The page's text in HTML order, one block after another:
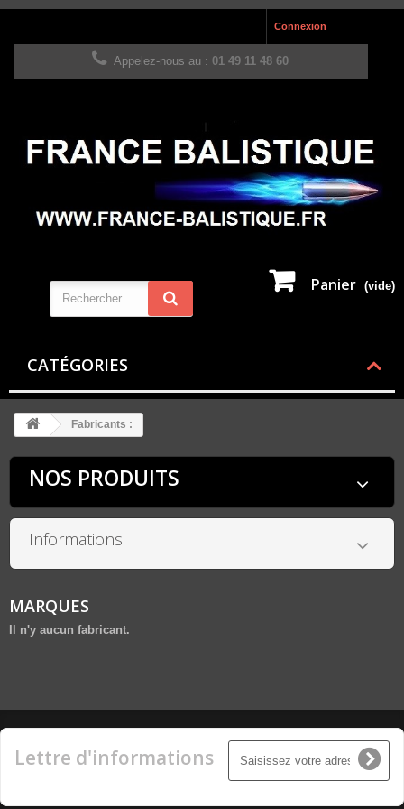
Connexion
Appelez-nous au : 01 49 11 48 60
Panier (vide)
CATÉGORIES
Fabricants :
NOS PRODUITS
Informations
MARQUES
Il n'y aucun fabricant.
Lettre d'informations